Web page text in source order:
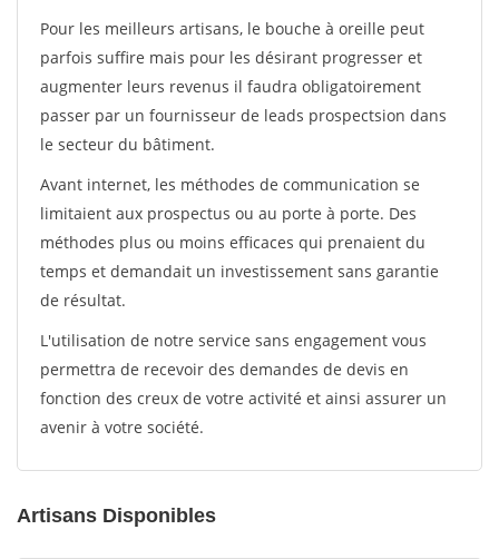
Pour les meilleurs artisans, le bouche à oreille peut
parfois suffire mais pour les désirant progresser et
augmenter leurs revenus il faudra obligatoirement
passer par un fournisseur de leads prospectsion dans
le secteur du bâtiment.
Avant internet, les méthodes de communication se
limitaient aux prospectus ou au porte à porte. Des
méthodes plus ou moins efficaces qui prenaient du
temps et demandait un investissement sans garantie
de résultat.
L'utilisation de notre service sans engagement vous
permettra de recevoir des demandes de devis en
fonction des creux de votre activité et ainsi assurer un
avenir à votre société.
Artisans Disponibles